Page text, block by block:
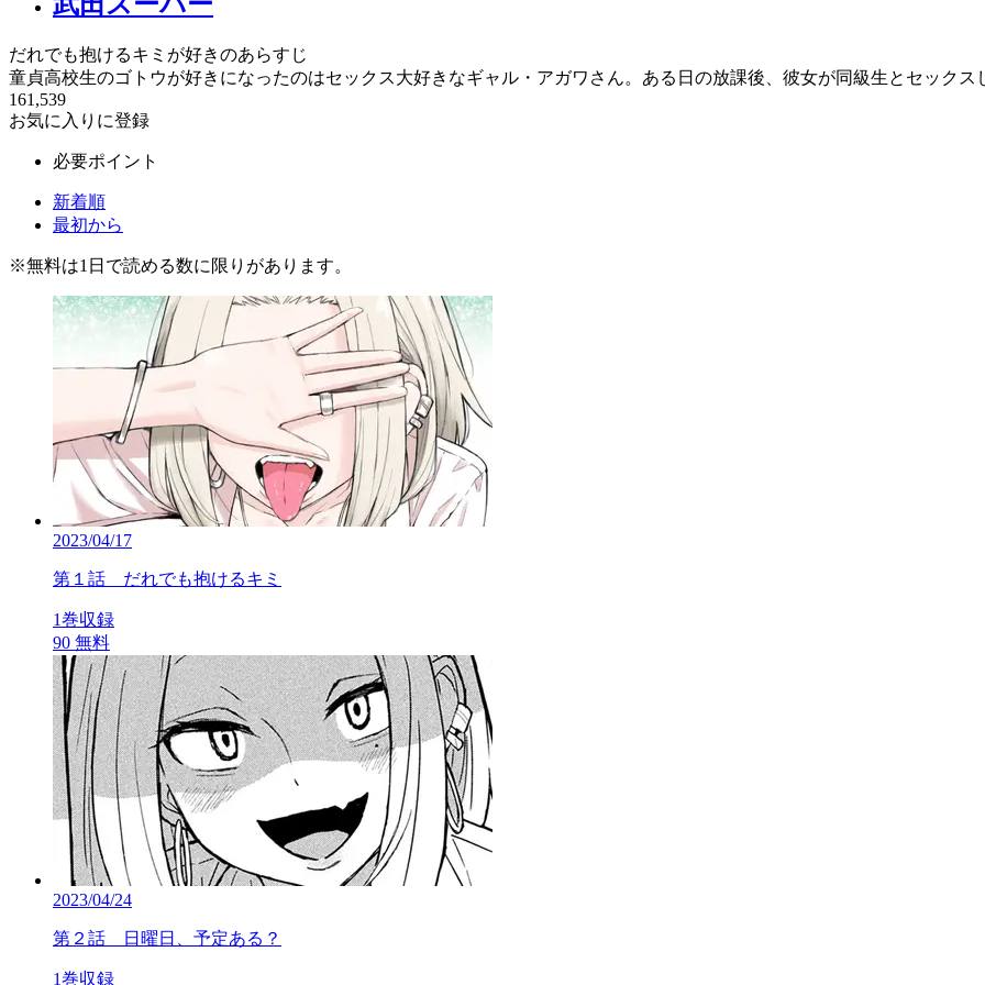
だれでも抱けるキミが好きのあらすじ
童貞高校生のゴトウが好きになったのはセックス大好きなギャル・アガワさん。ある日の放課後、彼女が同級生とセックス
161,539
お気に入りに登録
必要ポイント
新着順
最初から
※無料は1日で読める数に限りがあります。
2023/04/17
第１話 だれでも抱けるキミ
1巻収録
90 無料
2023/04/24
第２話 日曜日、予定ある？
1巻収録